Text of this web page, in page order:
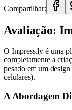
Compartilhar:
Avaliação:
O Impress.ly é uma
completamente a
pesado em um
celulares).
A Abordagem